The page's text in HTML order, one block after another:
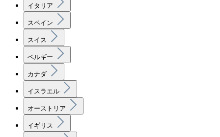
イタリア
スペイン
スイス
ベルギー
カナダ
イスラエル
オーストリア
イギリス